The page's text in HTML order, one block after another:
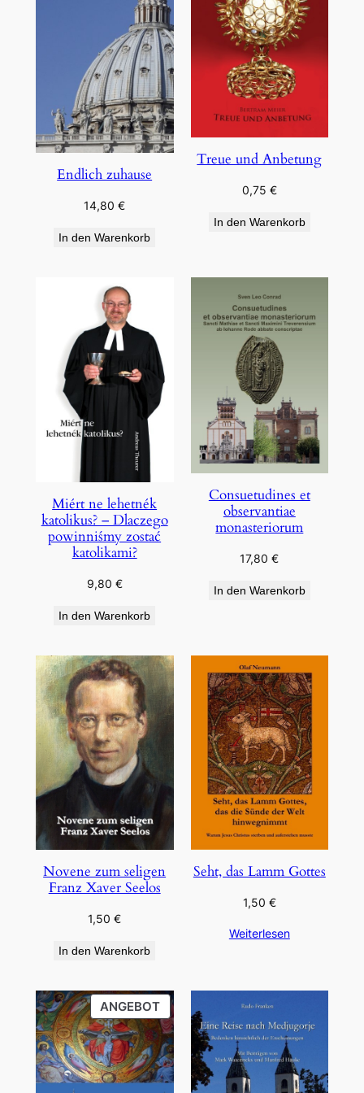
Endlich zuhause
14,80€
In den Warenkorb
Treue und Anbetung
0,75 €
In den Warenkorb
Miért ne lehetnék
katolikus? – Dlaczego
powinniśmy zostać
katolikami?
9,80 €
In den Warenkorb
Consuetudines et
observantiae
monasteriorum
17,80€
In den Warenkorb
Novene zum seligen
Franz Xaver Seelos
1,50€
In den Warenkorb
Seht, das Lamm Gottes
1,50 €
Weiterlesen
ANGEBOTPRODUKT
IM
ANGEBOT